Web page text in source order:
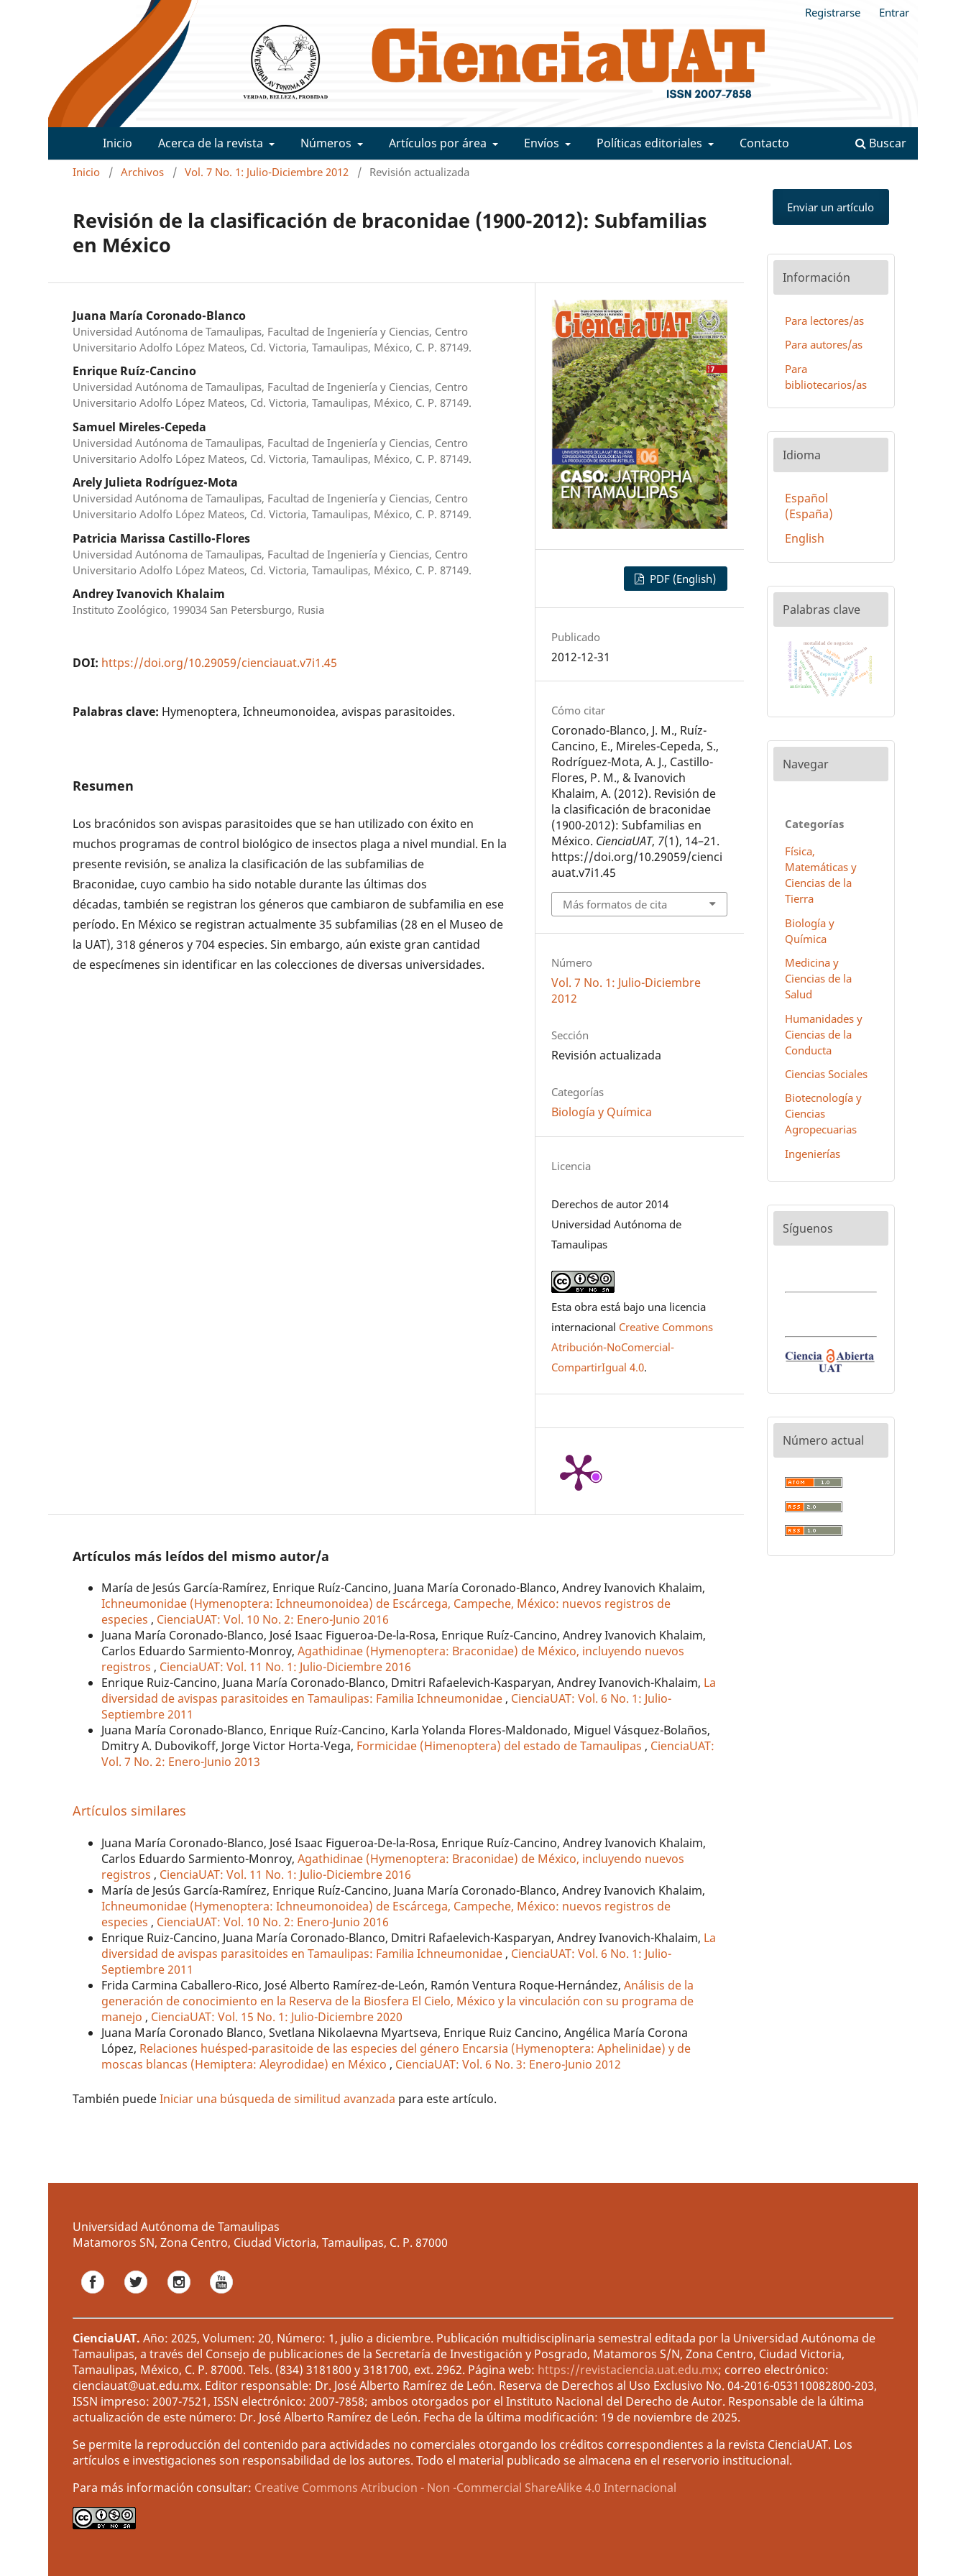
Inicio Acerca de la revista Números Artículos por área Envíos Políticas editoriales Contacto Buscar
Registrarse Entrar
Inicio / Archivos / Vol. 7 No. 1: Julio-Diciembre 2012 / Revisión actualizada
Revisión de la clasificación de braconidae (1900-2012): Subfamilias
en México
Juana María Coronado-Blanco
Universidad Autónoma de Tamaulipas, Facultad de Ingeniería y Ciencias, Centro
Universitario Adolfo López Mateos, Cd. Victoria, Tamaulipas, México, C. P. 87149.
Enrique Ruíz-Cancino
Universidad Autónoma de Tamaulipas, Facultad de Ingeniería y Ciencias, Centro
Universitario Adolfo López Mateos, Cd. Victoria, Tamaulipas, México, C. P. 87149.
Samuel Mireles-Cepeda
Universidad Autónoma de Tamaulipas, Facultad de Ingeniería y Ciencias, Centro
Universitario Adolfo López Mateos, Cd. Victoria, Tamaulipas, México, C. P. 87149.
Arely Julieta Rodríguez-Mota
Universidad Autónoma de Tamaulipas, Facultad de Ingeniería y Ciencias, Centro
Universitario Adolfo López Mateos, Cd. Victoria, Tamaulipas, México, C. P. 87149.
Patricia Marissa Castillo-Flores
Universidad Autónoma de Tamaulipas, Facultad de Ingeniería y Ciencias, Centro
Universitario Adolfo López Mateos, Cd. Victoria, Tamaulipas, México, C. P. 87149.
Andrey Ivanovich Khalaim
Instituto Zoológico, 199034 San Petersburgo, Rusia
DOI: https://doi.org/10.29059/cienciauat.v7i1.45
Palabras clave: Hymenoptera, Ichneumonoidea, avispas parasitoides.
Resumen
Los bracónidos son avispas parasitoides que se han utilizado con éxito en
muchos programas de control biológico de insectos plaga a nivel mundial. En la
presente revisión, se analiza la clasificación de las subfamilias de
Braconidae, cuyo cambio ha sido notable durante las últimas dos
décadas, también se registran los géneros que cambiaron de subfamilia en ese
período. En México se registran actualmente 35 subfamilias (28 en el Museo de
la UAT), 318 géneros y 704 especies. Sin embargo, aún existe gran cantidad
de especímenes sin identificar en las colecciones de diversas universidades.
PDF (English)
Publicado
2012-12-31
Cómo citar
Coronado-Blanco, J. M., Ruíz-
Cancino, E., Mireles-Cepeda, S.,
Rodríguez-Mota, A. J., Castillo-
Flores, P. M., & Ivanovich
Khalaim, A. (2012). Revisión de
la clasificación de braconidae
(1900-2012): Subfamilias en
México. CienciaUAT, 7(1), 14–21.
https://doi.org/10.29059/cienci
auat.v7i1.45
Más formatos de cita
Número
Vol. 7 No. 1: Julio-Diciembre
2012
Sección
Revisión actualizada
Categorías
Biología y Química
Licencia
Derechos de autor 2014
Universidad Autónoma de
Tamaulipas
Esta obra está bajo una licencia
internacional Creative Commons
Atribución-NoComercial-
CompartirIgual 4.0.
Artículos más leídos del mismo autor/a
María de Jesús García-Ramírez, Enrique Ruíz-Cancino, Juana María Coronado-Blanco, Andrey Ivanovich Khalaim,
Ichneumonidae (Hymenoptera: Ichneumonoidea) de Escárcega, Campeche, México: nuevos registros de
especies, CienciaUAT: Vol. 10 No. 2: Enero-Junio 2016
Juana María Coronado-Blanco, José Isaac Figueroa-De-la-Rosa, Enrique Ruíz-Cancino, Andrey Ivanovich Khalaim,
Carlos Eduardo Sarmiento-Monroy,Agathidinae (Hymenoptera: Braconidae) de México, incluyendo nuevos
registros, CienciaUAT: Vol. 11 No. 1: Julio-Diciembre 2016
Enrique Ruiz-Cancino, Juana María Coronado-Blanco, Dmitri Rafaelevich-Kasparyan, Andrey Ivanovich-Khalaim, La
diversidad de avispas parasitoides en Tamaulipas: Familia Ichneumonidae, CienciaUAT: Vol. 6 No. 1: Julio-
Septiembre 2011
Juana María Coronado-Blanco, Enrique Ruíz-Cancino, Karla Yolanda Flores-Maldonado, Miguel Vásquez-Bolaños,
Dmitry A. Dubovikoff, Jorge Victor Horta-Vega, Formicidae (Himenoptera) del estado de Tamaulipas, CienciaUAT:
Vol. 7 No. 2: Enero-Junio 2013
Artículos similares
Juana María Coronado-Blanco, José Isaac Figueroa-De-la-Rosa, Enrique Ruíz-Cancino, Andrey Ivanovich Khalaim,
Carlos Eduardo Sarmiento-Monroy,Agathidinae (Hymenoptera: Braconidae) de México, incluyendo nuevos
registros , CienciaUAT: Vol. 11 No. 1: Julio-Diciembre 2016
María de Jesús García-Ramírez, Enrique Ruíz-Cancino, Juana María Coronado-Blanco, Andrey Ivanovich Khalaim,
Ichneumonidae (Hymenoptera: Ichneumonoidea) de Escárcega, Campeche, México: nuevos registros de
especies , CienciaUAT: Vol. 10 No. 2: Enero-Junio 2016
Enrique Ruiz-Cancino, Juana María Coronado-Blanco, Dmitri Rafaelevich-Kasparyan, Andrey Ivanovich-Khalaim, La
diversidad de avispas parasitoides en Tamaulipas: Familia Ichneumonidae , CienciaUAT: Vol. 6 No. 1: Julio-
Septiembre 2011
Frida Carmina Caballero-Rico, José Alberto Ramírez-de-León, Ramón Ventura Roque-Hernández,Análisis de la
generación de conocimiento en la Reserva de la Biosfera El Cielo, México y la vinculación con su programa de
manejo , CienciaUAT: Vol. 15 No. 1: Julio-Diciembre 2020
Juana María Coronado Blanco, Svetlana Nikolaevna Myartseva, Enrique Ruiz Cancino, Angélica María Corona
López, Relaciones huésped-parasitoide de las especies del género Encarsia (Hymenoptera: Aphelinidae) y de
moscas blancas (Hemiptera: Aleyrodidae) en México , CienciaUAT: Vol. 6 No. 3: Enero-Junio 2012
También puedeIniciar una búsqueda de similitud avanzada para este artículo.
Enviar un artículo
Información
Para lectores/as
Para autores/as
Para
bibliotecarios/as
Idioma
Español
(España)
English
Palabras clave
depresión
estudiantes universitariosdiferencias de sexo
salud mental
g-cuádruples
virus de humanos genomas
antivirales
dianas molecularesdelincuencia
mortalidad de negocios
perú
hñähñu
español
méxico
estrés abiótico estrés térmico
grado de hidrólisis
Navegar
Categorías
Física,
Matemáticas y
Ciencias de la
Tierra
Biología y
Química
Medicina y
Ciencias de la
Salud
Humanidades y
Ciencias de la
Conducta
Ciencias Sociales
Biotecnología y
Ciencias
Agropecuarias
Ingenierías
Síguenos
Número actual
Universidad Autónoma de Tamaulipas
Matamoros SN, Zona Centro, Ciudad Victoria, Tamaulipas, C. P. 87000
CienciaUAT. Año: 2025, Volumen: 20, Número: 1, julio a diciembre. Publicación multidisciplinaria semestral editada por la Universidad Autónoma de
Tamaulipas, a través del Consejo de publicaciones de la Secretaría de Investigación y Posgrado, Matamoros S/N, Zona Centro, Ciudad Victoria,
Tamaulipas, México, C. P. 87000. Tels. (834) 3181800 y 3181700, ext. 2962. Página web: https://revistaciencia.uat.edu.mx; correo electrónico:
cienciauat@uat.edu.mx. Editor responsable: Dr. José Alberto Ramírez de León. Reserva de Derechos al Uso Exclusivo No. 04-2016-053110082800-203,
ISSN impreso: 2007-7521, ISSN electrónico: 2007-7858; ambos otorgados por el Instituto Nacional del Derecho de Autor. Responsable de la última
actualización de este número: Dr. José Alberto Ramírez de León. Fecha de la última modificación: 19 de noviembre de 2025.
Se permite la reproducción del contenido para actividades no comerciales otorgando los créditos correspondientes a la revista CienciaUAT. Los
artículos e investigaciones son responsabilidad de los autores. Todo el material publicado se almacena en el reservorio institucional.
Para más información consultar: Creative Commons Atribucion - Non -Commercial ShareAlike 4.0 Internacional